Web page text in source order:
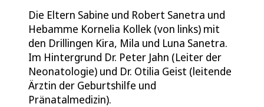
Die Eltern Sabine und Robert Sanetra und
Hebamme Kornelia Kollek (von links) mit
den Drillingen Kira, Mila und Luna Sanetra.
Im Hintergrund Dr. Peter Jahn (Leiter der
Neonatologie) und Dr. Otilia Geist (leitende
Ärztin der Geburtshilfe und
Pränatalmedizin).